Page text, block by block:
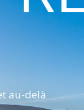
au-delà